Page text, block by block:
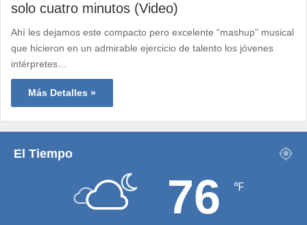
solo cuatro minutos (Video)
Ahí les dejamos este compacto pero excelente “mashup” musical
que hicieron en un admirable ejercicio de talento los jóvenes
intérpretes…
Más Detalles »
El Tiempo
76 ℉